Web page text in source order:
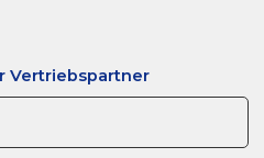
Vertriebspartner